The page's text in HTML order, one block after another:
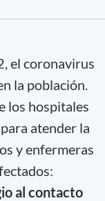
el coronavirus
la población.
los hospitales
atender la
y enfermeras
al contacto